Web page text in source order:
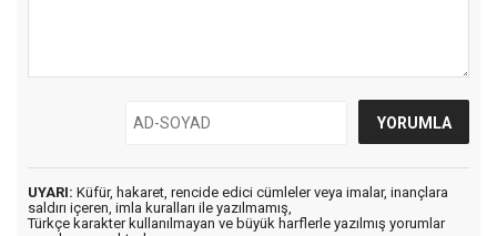
UYARI: Küfür, hakaret, rencide edici cümleler veya imalar, inançlara
saldırı içeren, imla kuralları ile yazılmamış,
Türkçe karakter kullanılmayan ve büyük harflerle yazılmış yorumlar